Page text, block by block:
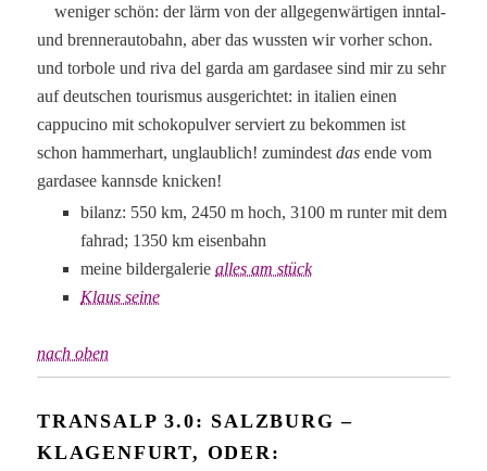
weniger schön: der lärm von der allgegenwärtigen inntal-
und brennerautobahn, aber das wussten wir vorher schon.
und torbole und riva del garda am gardasee sind mir zu sehr
auf deutschen tourismus ausgerichtet: in italien einen
cappucino mit schokopulver serviert zu bekommen ist
schon hammerhart, unglaublich! zumindestdas ende vom
gardasee kannsde knicken!
bilanz: 550 km, 2450 m hoch, 3100 m runter mit dem
fahrad; 1350 km eisenbahn
meine bildergaleriealles am stück
Klaus seine
nach oben
TRANSALP 3.0: SALZBURG –
KLAGENFURT, ODER: